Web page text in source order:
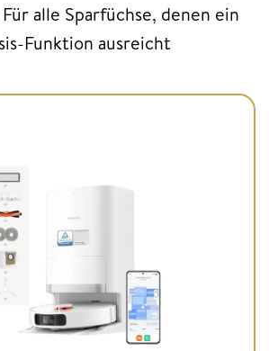
alle Sparfüchse, denen ein
Funktion ausreicht